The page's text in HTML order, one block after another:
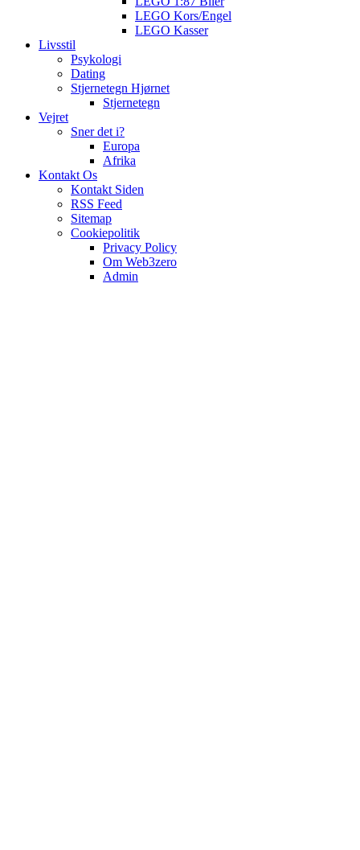
LEGO Kors/Engel
LEGO Kasser
Livsstil
Psykologi
Dating
Stjernetegn Hjørnet
Stjernetegn
Vejret
Sner det i?
Europa
Afrika
Kontakt Os
Kontakt Siden
RSS Feed
Sitemap
Cookiepolitik
Privacy Policy
Om Web3zero
Admin